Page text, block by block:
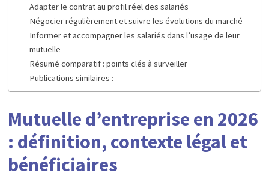
Adapter le contrat au profil réel des salariés
Négocier régulièrement et suivre les évolutions du marché
Informer et accompagner les salariés dans l’usage de leur
mutuelle
Résumé comparatif : points clés à surveiller
Publications similaires :
Mutuelle d’entreprise en 2026
: définition, contexte légal et
bénéficiaires